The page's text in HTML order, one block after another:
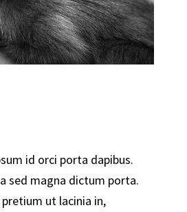
id orci porta dapibus.
sed magna dictum porta.
ut lacinia in,